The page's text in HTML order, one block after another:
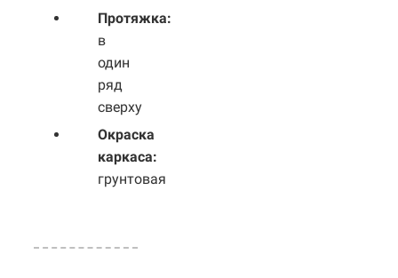
Протяжка:
в
один
ряд
сверху
Окраска
каркаса:
грунтовая